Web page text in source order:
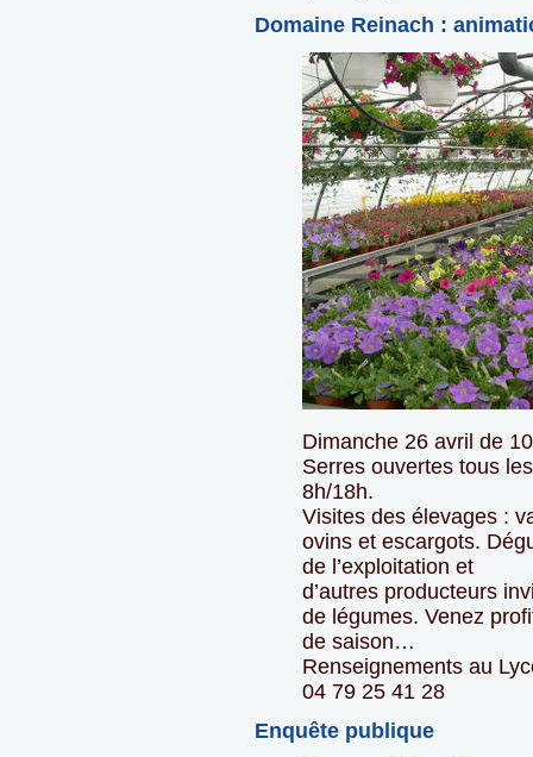
Domaine Reinach :
Dimanche 26 avril de
Serres ouvertes tous
8h/18h.
Visites des élevages :
ovins et escargots.
de l’exploitation et
d’autres producteurs
de légumes. Venez
de saison…
Renseignements au
04 79 25 41 28
Enquête publique